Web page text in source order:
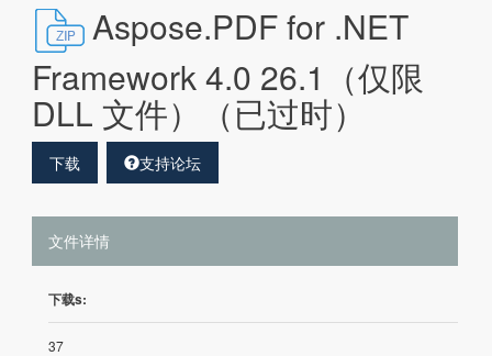
Aspose.PDF for .NET
Framework 4.0 26.1（仅限
DLL 文件）（已过时）
下载 支持论坛
文件详情
下载s:
37